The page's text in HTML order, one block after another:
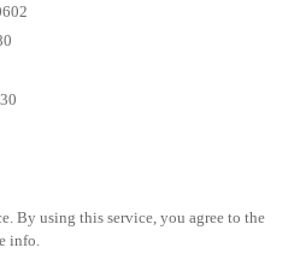
By using this service, you agree to the
info.